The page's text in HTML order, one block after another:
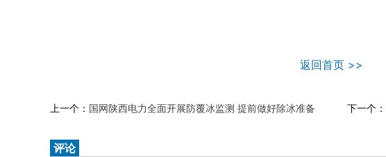
返回首页 >>
上一个： 国网陕西电力全面开展防覆冰监测 提前做好除冰准备 下一个：
评论